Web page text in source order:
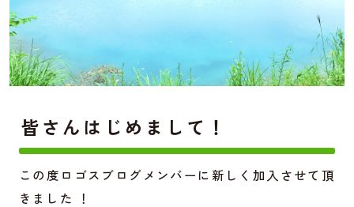
皆さんはじめまして！
この度ロゴスブログメンバーに新しく加入させて頂
きました ！